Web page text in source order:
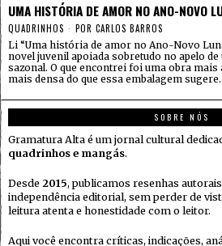
UMA HISTÓRIA DE AMOR NO ANO-NOVO
QUADRINHOS POR CARLOS BARROS
Li “Uma história de amor no Ano-Novo
novel juvenil apoiada sobretudo no apelo
sazonal. O que encontrei foi uma obra mais
mais densa do que essa embalagem sugere.
SOBRE NÓS
Gramatura Alta é um jornal cultural
quadrinhos e mangás.
Desde 2015, publicamos resenhas
independência editorial, sem perder de
leitura atenta e honestidade com o leitor.
Aqui você encontra críticas, indicações,